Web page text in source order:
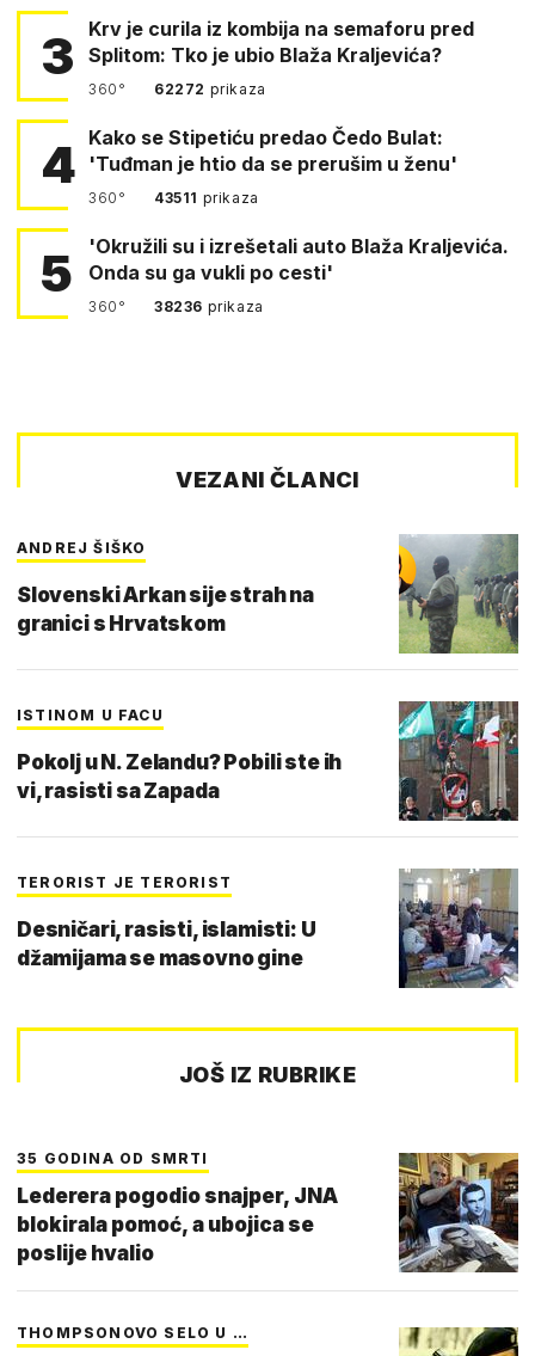
3
Krv je curila iz kombija na semaforu pred
Splitom: Tko je ubio Blaža Kraljevića?
360° 62272 prikaza
4 Kako se Stipetiću predao Čedo Bulat:
'Tuđman je htio da se prerušim u ženu'
360° 43511 prikaza
5
'Okružili su i izrešetali auto Blaža Kraljevića.
Onda su ga vukli po cesti'
360° 38236 prikaza
VEZANI ČLANCI
ANDREJ ŠIŠKO
Slovenski Arkan sije strah na
granici s Hrvatskom
ISTINOM U FACU
Pokolj u N. Zelandu? Pobili ste ih
vi, rasisti sa Zapada
TERORIST JE TERORIST
Desničari, rasisti, islamisti: U
džamijama se masovno gine
JOŠ IZ RUBRIKE
35 GODINA OD SMRTI
Lederera pogodio snajper, JNA
blokirala pomoć, a ubojica se
poslije hvalio
THOMPSONOVO SELO U …